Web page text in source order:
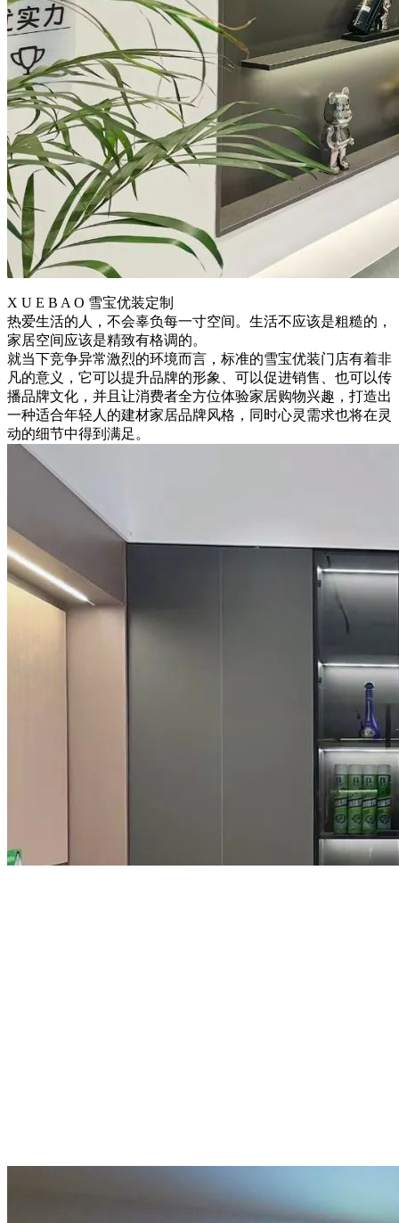
X U E B A O 雪宝优装定制
热爱生活的人，不会辜负每一寸空间。生活不应该是粗糙的，
家居空间应该是精致有格调的。
就当下竞争异常激烈的环境而言，标准的雪宝优装门店有着非
凡的意义，它可以提升品牌的形象、可以促进销售、也可以传
播品牌文化，并且让消费者全方位体验家居购物兴趣，打造出
一种适合年轻人的建材家居品牌风格，同时心灵需求也将在灵
动的细节中得到满足。